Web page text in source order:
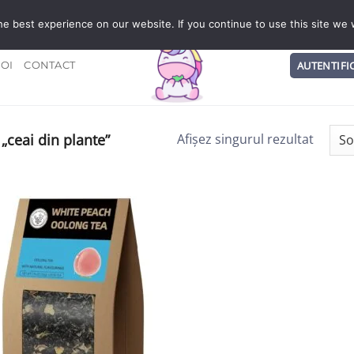
CONTACT
din plante” Afișez singurul rezultat
Add to wishlist
best experience on our website. If you continue to use this site we